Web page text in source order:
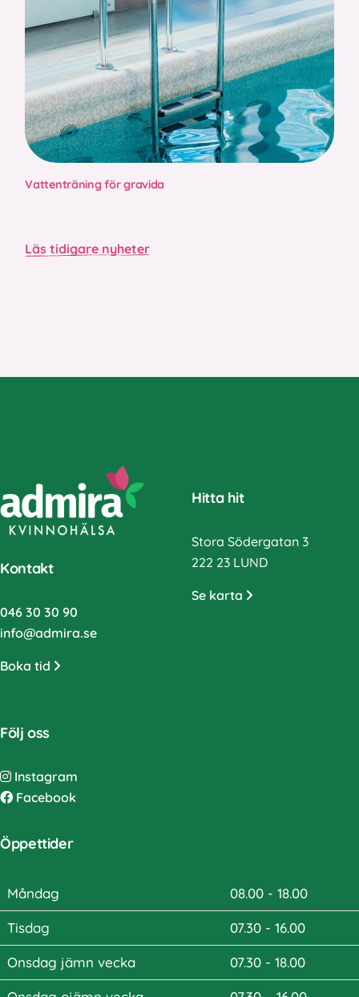
Vattenträning för gravida
Läs tidigare nyheter
Kontakt
046 30 30 90
info@admira.se
Boka tid
Hitta hit
Stora Södergatan 3
222 23 LUND
Se karta
Följ oss
Instagram
Facebook
Öppettider
Måndag 08.00 - 18.00
Tisdag 07.30 - 16.00
Onsdag jämn vecka 07.30 - 18.00